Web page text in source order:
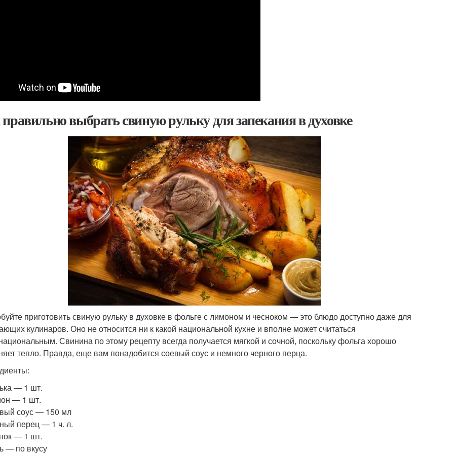
выбрать свиную рульку для запекания в духовке
приготовить свиную рульку в духовке в фольге с лимоном и чесноком — это блюдо доступно даже для
кулинаров. Оно не относится ни к какой национальной кухне и вполне может считаться
Свинина по этому рецепту всегда получается мягкой и сочной, поскольку фольга хорошо
тепло. Правда, еще вам понадобится соевый соус и немного черного перца.
— 1 шт.
— 1 шт.
соус — 150 мл
перец — 1 ч. л.
— 1 шт.
— по вкусу